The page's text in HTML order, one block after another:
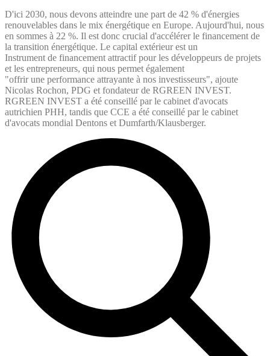
D'ici 2030, nous devons atteindre une part de 42 % d'énergies
renouvelables dans le mix énergétique en Europe. Aujourd'hui, nous
en sommes à 22 %. Il est donc crucial d'accélérer le financement de
la transition énergétique. Le capital extérieur est un
Instrument de financement attractif pour les développeurs de projets
et les entrepreneurs, qui nous permet également
"offrir une performance attrayante à nos investisseurs", ajoute
Nicolas Rochon, PDG et fondateur de RGREEN INVEST.
RGREEN INVEST a été conseillé par le cabinet d'avocats
autrichien PHH, tandis que CCE a été conseillé par le cabinet
d'avocats mondial Dentons et Dumfarth/Klausberger.